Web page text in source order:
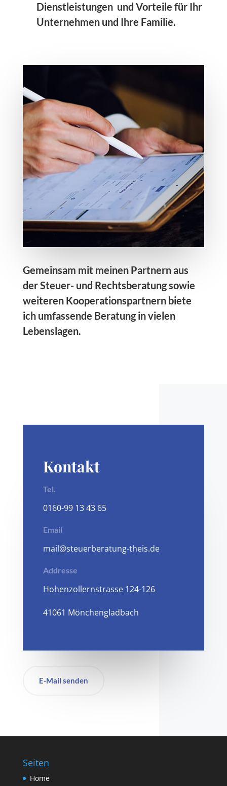
Dienstleistungen und Vorteile für Ihr
Unternehmen und Ihre Familie.
Gemeinsam mit meinen Partnern aus
der Steuer- und Rechtsberatung sowie
weiteren Kooperationspartnern biete
ich umfassende Beratung in vielen
Lebenslagen.
Kontakt
Tel.
0160-99 13 43 65
Email
mail@steuerberatung-theis.de
Addresse
Hohenzollernstrasse 124-126
41061 Mönchengladbach
E-Mail senden
Seiten
Home